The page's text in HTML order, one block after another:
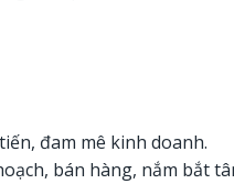
đam mê kinh doanh.
bán hàng, nắm bắt